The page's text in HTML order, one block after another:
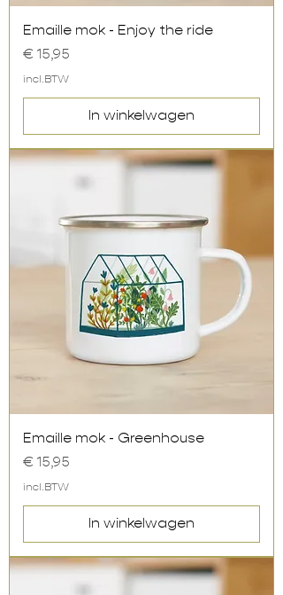
Emaille mok - Enjoy the ride
Prijs
€ 15,95
incl.BTW
In winkelwagen
Emaille mok - Greenhouse
Prijs
€ 15,95
incl.BTW
In winkelwagen